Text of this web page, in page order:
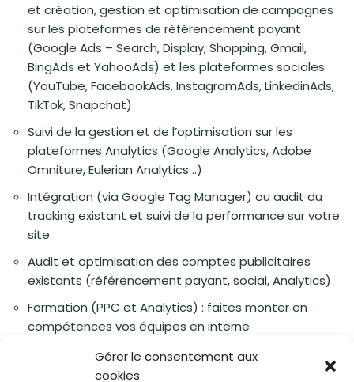
Gérer le consentement aux
cookies
et création, gestion et optimisation de campagnes
sur les plateformes de référencement payant
(Google Ads – Search, Display, Shopping, Gmail,
BingAds et YahooAds) et les plateformes sociales
(YouTube, FacebookAds, InstagramAds, LinkedinAds,
TikTok, Snapchat)
Suivi de la gestion et de l’optimisation sur les
plateformes Analytics (Google Analytics, Adobe
Omniture, Eulerian Analytics ..)
Intégration (via Google Tag Manager) ou audit du
tracking existant et suivi de la performance sur votre
site
Audit et optimisation des comptes publicitaires
existants (référencement payant, social, Analytics)
Formation (PPC et Analytics) : faites monter en
compétences vos équipes en interne
N’hésitez pas à nous contacter pour une